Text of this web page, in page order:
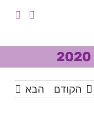
הקודם הבא